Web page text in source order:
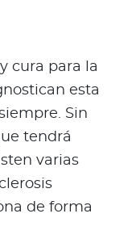
cura para la
esta
Sin
tendrá
varias
de forma